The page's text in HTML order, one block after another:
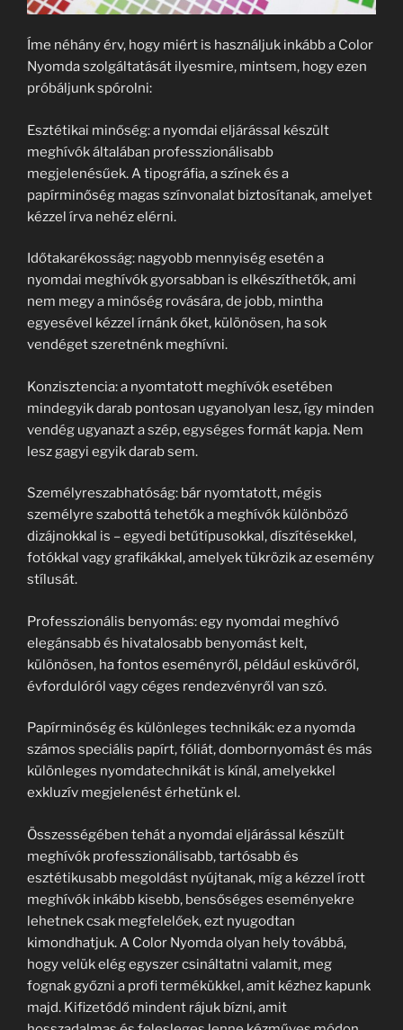
Íme néhány érv, hogy miért is használjuk inkább a Color
Nyomda szolgáltatását ilyesmire, mintsem, hogy ezen
próbáljunk spórolni:
Esztétikai minőség: a nyomdai eljárással készült
meghívók általában professzionálisabb
megjelenésűek. A tipográfia, a színek és a
papírminőség magas színvonalat biztosítanak, amelyet
kézzel írva nehéz elérni.
Időtakarékosság: nagyobb mennyiség esetén a
nyomdai meghívók gyorsabban is elkészíthetők, ami
nem megy a minőség rovására, de jobb, mintha
egyesével kézzel írnánk őket, különösen, ha sok
vendéget szeretnénk meghívni.
Konzisztencia: a nyomtatott meghívók esetében
mindegyik darab pontosan ugyanolyan lesz, így minden
vendég ugyanazt a szép, egységes formát kapja. Nem
lesz gagyi egyik darab sem.
Személyreszabhatóság: bár nyomtatott, mégis
személyre szabottá tehetők a meghívók különböző
dizájnokkal is – egyedi betűtípusokkal, díszítésekkel,
fotókkal vagy grafikákkal, amelyek tükrözik az esemény
stílusát.
Professzionális benyomás: egy nyomdai meghívó
elegánsabb és hivatalosabb benyomást kelt,
különösen, ha fontos eseményről, például esküvőről,
évfordulóról vagy céges rendezvényről van szó.
Papírminőség és különleges technikák: ez a nyomda
számos speciális papírt, fóliát, dombornyomást és más
különleges nyomdatechnikát is kínál, amelyekkel
exkluzív megjelenést érhetünk el.
Összességében tehát a nyomdai eljárással készült
meghívók professzionálisabb, tartósabb és
esztétikusabb megoldást nyújtanak, míg a kézzel írott
meghívók inkább kisebb, bensőséges eseményekre
lehetnek csak megfelelőek, ezt nyugodtan
kimondhatjuk. A Color Nyomda olyan hely továbbá,
hogy velük elég egyszer csináltatni valamit, meg
fognak győzni a profi termékükkel, amit kézhez kapunk
majd. Kifizetődő mindent rájuk bízni, amit